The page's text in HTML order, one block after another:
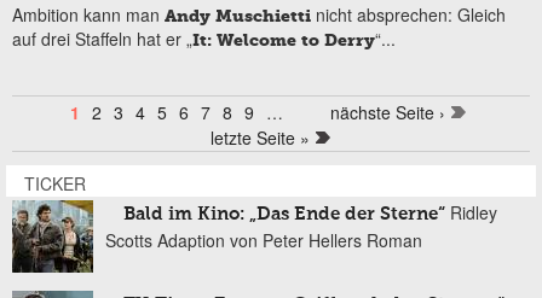
Ambition kann man Andy Muschietti nicht absprechen: Gleich
auf drei Staffeln hat er „It: Welcome to Derry“...
Seiten
1 2 3 4 5 6 7 8 9 …
nächste Seite ›
letzte Seite »
TICKER
Bald im Kino: „Das Ende der Sterne“ Ridley
Scotts Adaption von Peter Hellers Roman